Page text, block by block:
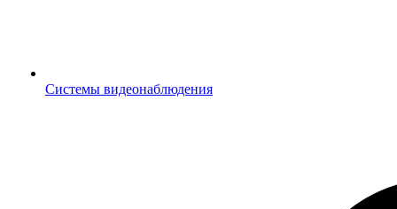
Системы видеонаблюдения